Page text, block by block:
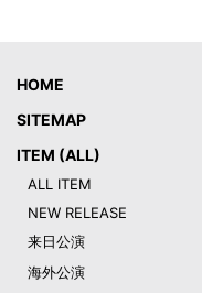
HOME
SITEMAP
ITEM (ALL)
ALL ITEM
NEW RELEASE
来日公演
海外公演